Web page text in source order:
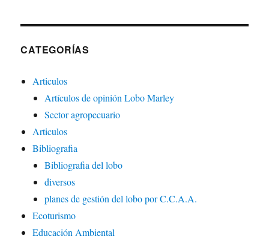
CATEGORÍAS
Articulos
Artículos de opinión Lobo Marley
Sector agropecuario
Articulos
Bibliografia
Bibliografia del lobo
diversos
planes de gestión del lobo por C.C.A.A.
Ecoturismo
Educación Ambiental